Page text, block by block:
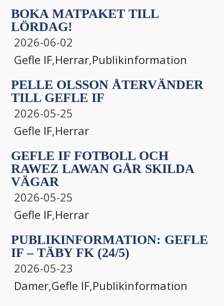
BOKA MATPAKET TILL
LÖRDAG!
2026-06-02
Gefle IF,Herrar,Publikinformation
PELLE OLSSON ÅTERVÄNDER
TILL GEFLE IF
2026-05-25
Gefle IF,Herrar
GEFLE IF FOTBOLL OCH
RAWEZ LAWAN GÅR SKILDA
VÄGAR
2026-05-25
Gefle IF,Herrar
PUBLIKINFORMATION: GEFLE
IF – TÄBY FK (24/5)
2026-05-23
Damer,Gefle IF,Publikinformation